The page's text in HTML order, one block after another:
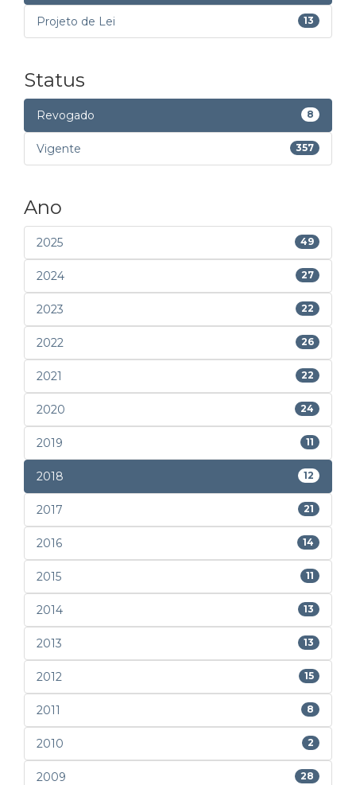
Projeto de Lei 13
Status
Revogado 8
Vigente 357
Ano
2025 49
2024 27
2023 22
2022 26
2021 22
2020 24
2019 11
2018 12
2017 21
2016 14
2015 11
2014 13
2013 13
2012 15
2011 8
2010 2
2009 28